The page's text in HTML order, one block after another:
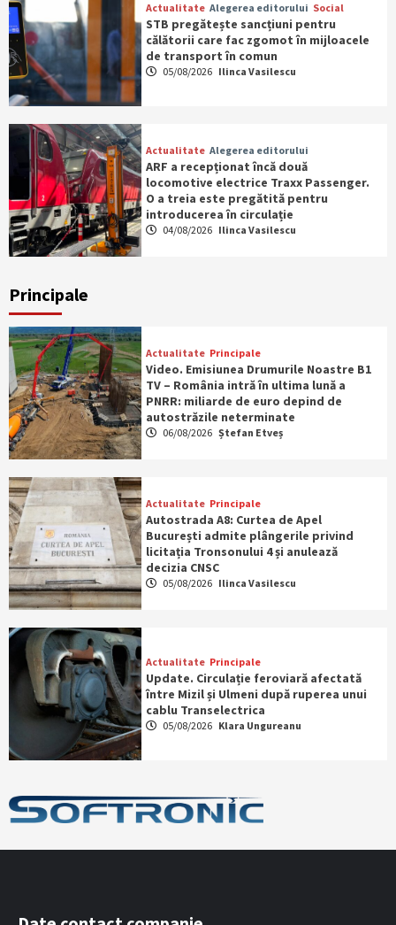
Actualitate Alegerea editorului Social
STB pregătește sancțiuni pentru
călătorii care fac zgomot în mijloacele
de transport în comun
05/08/2026 Ilinca Vasilescu
Actualitate Alegerea editorului
ARF a recepționat încă două
locomotive electrice Traxx Passenger.
O a treia este pregătită pentru
introducerea în circulație
04/08/2026 Ilinca Vasilescu
Principale
Actualitate Principale
Video. Emisiunea Drumurile Noastre B1
TV – România intră în ultima lună a
PNRR: miliarde de euro depind de
autostrăzile neterminate
06/08/2026 Ștefan Etveș
Actualitate Principale
Autostrada A8: Curtea de Apel
București admite plângerile privind
licitația Tronsonului 4 și anulează
decizia CNSC
05/08/2026 Ilinca Vasilescu
Actualitate Principale
Update. Circulație feroviară afectată
între Mizil și Ulmeni după ruperea unui
cablu Transelectrica
05/08/2026 Klara Ungureanu